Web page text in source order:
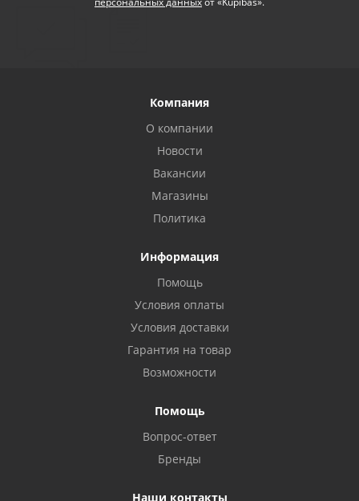
Компания
О компании
Новости
Вакансии
Магазины
Политика
Информация
Помощь
Условия оплаты
Условия доставки
Гарантия на товар
Возможности
Помощь
Вопрос-ответ
Бренды
Наши контакты